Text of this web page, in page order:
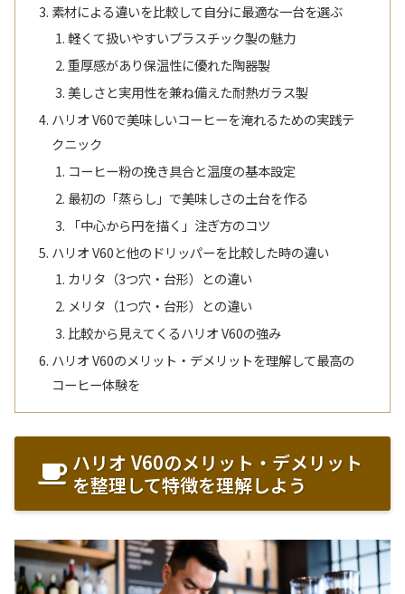
素材による違いを比較して自分に最適な一台を選ぶ
軽くて扱いやすいプラスチック製の魅力
重厚感があり保温性に優れた陶器製
美しさと実用性を兼ね備えた耐熱ガラス製
ハリオ V60で美味しいコーヒーを淹れるための実践テ
クニック
コーヒー粉の挽き具合と温度の基本設定
最初の「蒸らし」で美味しさの土台を作る
「中心から円を描く」注ぎ方のコツ
ハリオ V60と他のドリッパーを比較した時の違い
カリタ（3つ穴・台形）との違い
メリタ（1つ穴・台形）との違い
比較から見えてくるハリオ V60の強み
ハリオ V60のメリット・デメリットを理解して最高の
コーヒー体験を
ハリオ V60のメリット・デメリット
を整理して特徴を理解しよう